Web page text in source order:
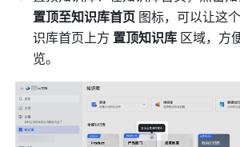
置顶至知识库首页 图标，可以让这
识库首页上方 置顶知识库 区域，方
览。